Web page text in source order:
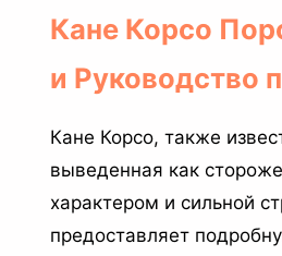
Кане Корсо
и Руководство
Кане Корсо, также
выведенная как
характером и сильной
предоставляет